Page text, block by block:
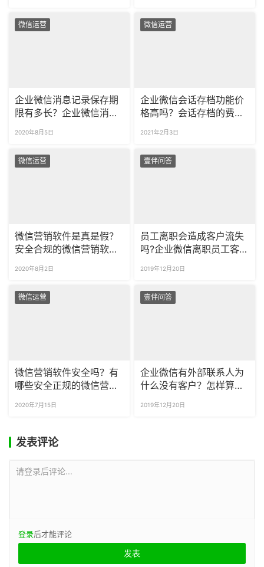
微信运营
企业微信消息记录保存期
限有多长？企业微信消息
2020年8月5日
微信运营
企业微信会话存档功能价
格高吗？会话存档的费用
2021年2月3日
微信运营
微信营销软件是真是假？
安全合规的微信营销软件
2020年8月2日
壹伴问答
员工离职会造成客户流失
吗?企业微信离职员工客户
2019年12月20日
微信运营
微信营销软件安全吗？有
哪些安全正规的微信营销
2020年7月15日
壹伴问答
企业微信有外部联系人为
什么没有客户？怎样算是
2019年12月20日
发表评论
请登录后评论...
登录后才能评论